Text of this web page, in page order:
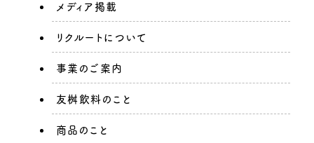
メディア掲載
リクルートについて
事業のご案内
友桝飲料のこと
商品のこと